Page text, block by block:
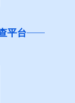
平台